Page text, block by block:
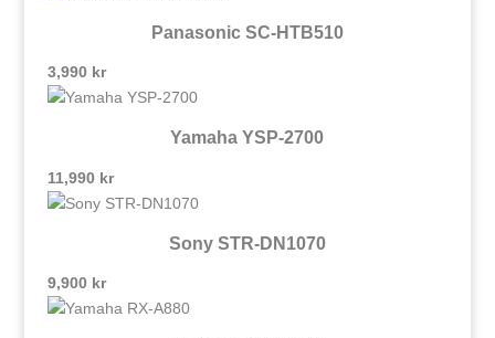
Panasonic SC-HTB510
3,990 kr
Yamaha YSP-2700
11,990 kr
Sony STR-DN1070
9,900 kr